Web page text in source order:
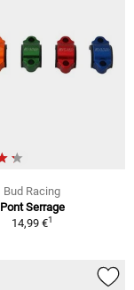
Bud Racing
Pont Serrage
14,99 €1